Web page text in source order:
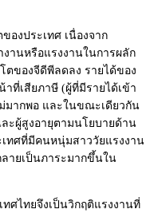
องประเทศ เนื่องจาก
งานหรือแรงงานในการผลัก
ตของจีดีพีลดลง รายได้ของ
ที่เสียภาษี (ผู้ที่มีรายได้เข้า
มากพอ และในขณะเดียวกัน
ะผู้สูงอายุตามนโยบายด้าน
เทศที่มีคนหนุ่มสาววัยแรงงาน
ายเป็นภาระมากขึ้นใน
ศไทยจึงเป็นวิกฤติแรงงานที่